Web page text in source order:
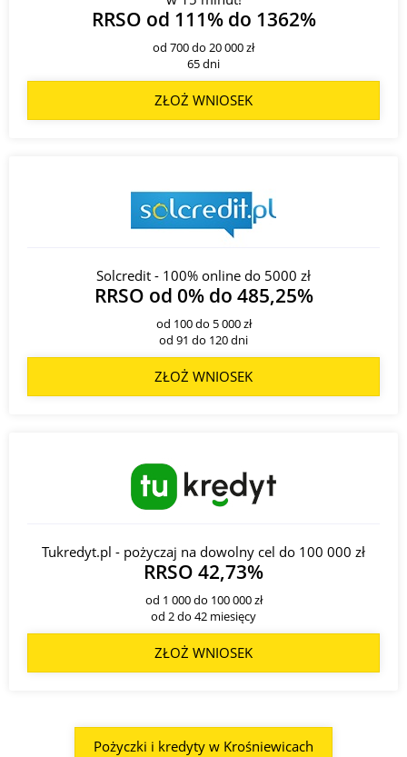
RRSO od 111% do 1362%
od 700 do 20 000 zł
65 dni
ZŁOŻ WNIOSEK
Solcredit - 100% online do 5000 zł
RRSO od 0% do 485,25%
od 100 do 5 000 zł
od 91 do 120 dni
ZŁOŻ WNIOSEK
Tukredyt.pl - pożyczaj na dowolny cel do 100 000 zł
RRSO 42,73%
od 1 000 do 100 000 zł
od 2 do 42 miesięcy
ZŁOŻ WNIOSEK
Pożyczki i kredyty w Krośniewicach